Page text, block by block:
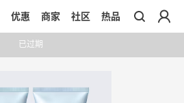
优惠 商家 社区 热品
已过期